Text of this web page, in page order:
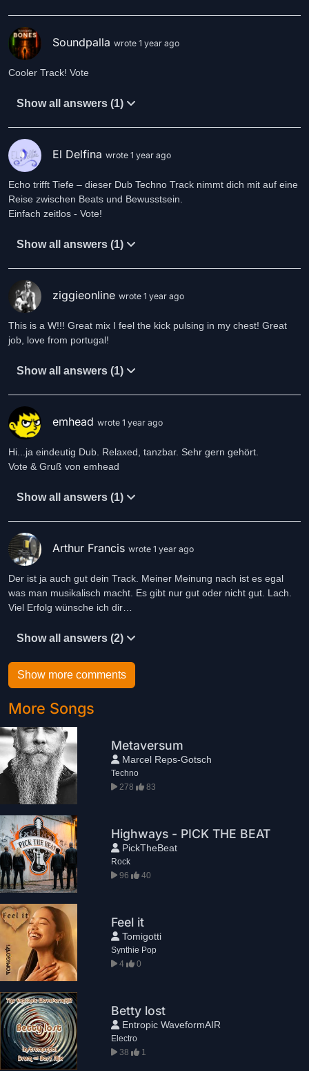
Soundpalla wrote 1 year ago
Cooler Track! Vote
Show all answers (1)
El Delfina wrote 1 year ago
Echo trifft Tiefe – dieser Dub Techno Track nimmt dich mit auf eine
Reise zwischen Beats und Bewusstsein.
Einfach zeitlos - Vote!
Show all answers (1)
ziggieonline wrote 1 year ago
This is a W!!! Great mix I feel the kick pulsing in my chest! Great
job, love from portugal!
Show all answers (1)
emhead wrote 1 year ago
Hi...ja eindeutig Dub. Relaxed, tanzbar. Sehr gern gehört.
Vote & Gruß von emhead
Show all answers (1)
Arthur Francis wrote 1 year ago
Der ist ja auch gut dein Track. Meiner Meinung nach ist es egal
was man musikalisch macht. Es gibt nur gut oder nicht gut. Lach.
Viel Erfolg wünsche ich dir…
Show all answers (2)
Show more comments
More Songs
Metaversum
Marcel Reps-Gotsch
Techno
278
83
Highways - PICK THE BEAT
PickTheBeat
Rock
96
40
Feel it
Tomigotti
Synthie Pop
4
0
Betty lost
Entropic WaveformAIR
Electro
38
1